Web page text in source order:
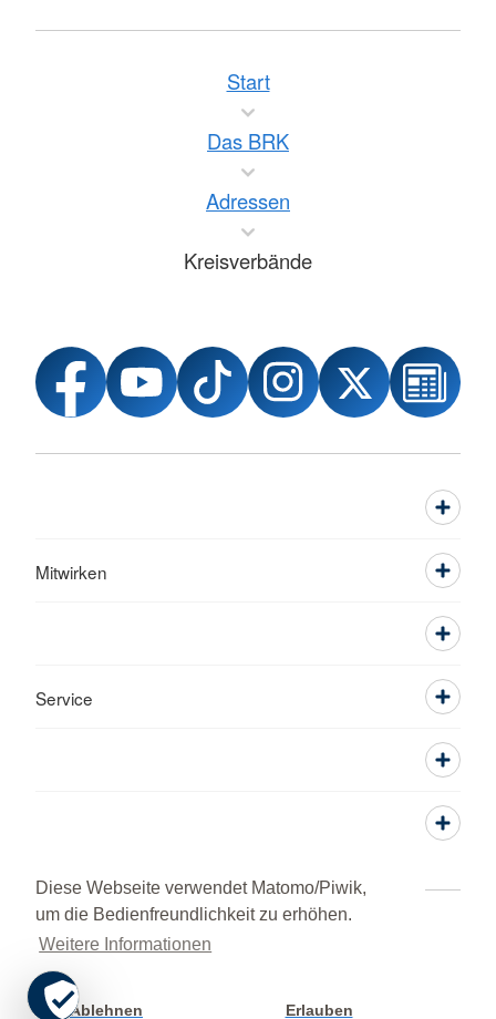
Diese Webseite verwendet Matomo/Piwik,
um die Bedienfreundlichkeit zu erhöhen.
Weitere Informationen
Ablehnen Erlauben
Start
Das BRK
Adressen
Kreisverbände
Mitwirken
Service
Grundsatzerklärung nach LkSG
HINWEISGEBERPORTAL
© 2026 Kreisverband Kronach